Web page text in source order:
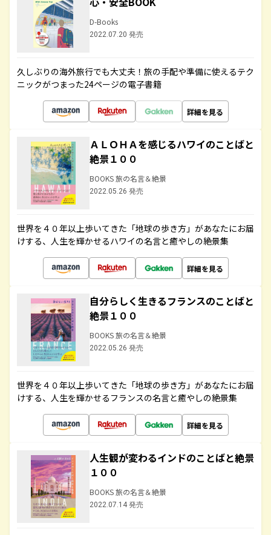
D-Books
2022.07.20 発売
久しぶりの海外旅行でも大丈夫！旅の手配や準備に使えるテク
ニックがつまった24ページの電子書籍
詳細を見る
ＡＬＯＨＡを感じるハワイのことばと
絶景１００
BOOKS 旅の名言＆絶景
2022.05.26 発売
世界を４０年以上歩いてきた「地球の歩き方」があなたにお届
けする、人生を輝かせるハワイの名言と癒やしの絶景集
詳細を見る
自分らしく生きるフランスのことばと
絶景１００
BOOKS 旅の名言＆絶景
2022.05.26 発売
世界を４０年以上歩いてきた「地球の歩き方」があなたにお届
けする、人生を輝かせるフランスの名言と癒やしの絶景集
詳細を見る
人生観が変わるインドのことばと絶景
１００
BOOKS 旅の名言＆絶景
2022.07.14 発売